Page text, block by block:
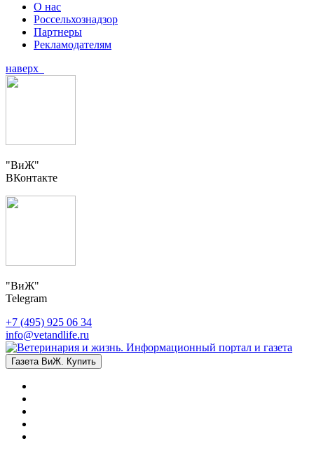
О нас
Россельхознадзор
Партнеры
Рекламодателям
наверх
"ВиЖ"
ВКонтакте
"ВиЖ"
Telegram
+7 (495) 925 06 34
info@vetandlife.ru
Газета ВиЖ. Купить